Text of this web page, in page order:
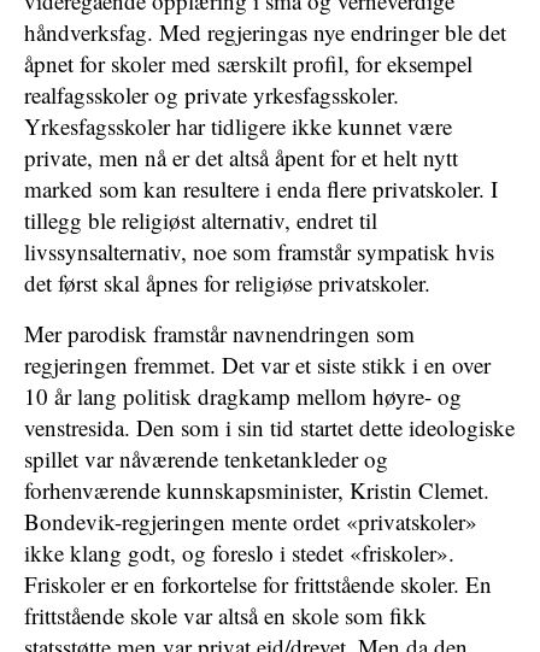
håndverksfag. Med regjeringas nye endringer ble det
åpnet for skoler med særskilt profil, for eksempel
realfagsskoler og private yrkesfagsskoler.
Yrkesfagsskoler har tidligere ikke kunnet være
private, men nå er det altså åpent for et helt nytt
marked som kan resultere i enda flere privatskoler. I
tillegg ble religiøst alternativ, endret til
livssynsalternativ, noe som framstår sympatisk hvis
det først skal åpnes for religiøse privatskoler.
Mer parodisk framstår navnendringen som
regjeringen fremmet. Det var et siste stikk i en over
10 år lang politisk dragkamp mellom høyre- og
venstresida. Den som i sin tid startet dette ideologiske
spillet var nåværende tenketankleder og
forhenværende kunnskapsminister, Kristin Clemet.
Bondevik-regjeringen mente ordet «privatskoler»
ikke klang godt, og foreslo i stedet «friskoler».
Friskoler er en forkortelse for frittstående skoler. En
frittstående skole var altså en skole som fikk